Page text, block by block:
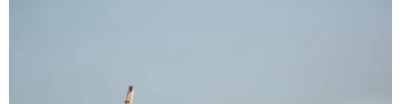
phạt hơn 750 triệu đồng